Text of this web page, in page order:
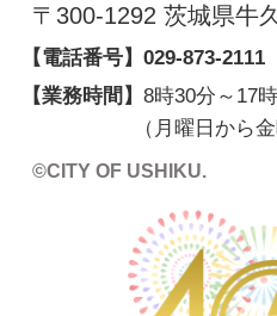
〒300-1292 茨城県牛
【電話番号】 029-873-2111
【業務時間】 8時30分～17
（月曜日から
©CITY OF USHIKU.